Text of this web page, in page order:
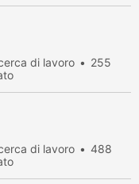
di lavoro
255
di lavoro
488